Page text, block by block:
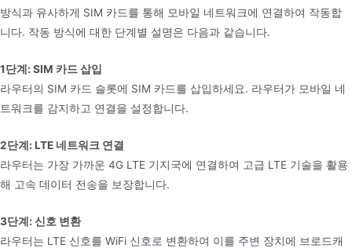
방식과 유사하게 SIM 카드를 통해 모바일 네트워크에 연결하여 작동합
니다. 작동 방식에 대한 단계별 설명은 다음과 같습니다.
1단계: SIM 카드 삽입
라우터의 SIM 카드 슬롯에 SIM 카드를 삽입하세요. 라우터가 모바일 네
트워크를 감지하고 연결을 설정합니다.
2단계: LTE 네트워크 연결
라우터는 가장 가까운 4G LTE 기지국에 연결하여 고급 LTE 기술을 활용
해 고속 데이터 전송을 보장합니다.
3단계: 신호 변환
라우터는 LTE 신호를 WiFi 신호로 변환하여 이를 주변 장치에 브로드캐